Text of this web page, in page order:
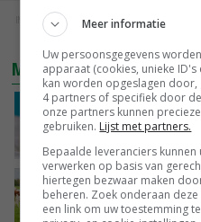
IN EURO'S PER KILO, EXCL. BTW
MARKTBERICHTEN
Boter noteert
29-07-2026
Enorme
zuivelmarkt
Meer informatie
Uw persoonsgegevens
apparaat (cookies, unieke
kan worden opgeslagen
4 partners of specifiek door
onze partners kunnen
gebruiken. Lijst met partners.
Bepaalde leveranciers
verwerken op basis van
hiertegen bezwaar maken
beheren. Zoek onderaan
een link om uw toestemming